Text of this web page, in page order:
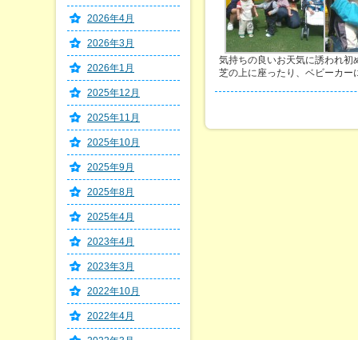
気持ちの良いお天気に誘われ初
芝の上に座ったり、ベビーカー
2026年4月
2026年3月
2026年1月
2025年12月
2025年11月
2025年10月
2025年9月
2025年8月
2025年4月
2023年4月
2023年3月
2022年10月
2022年4月